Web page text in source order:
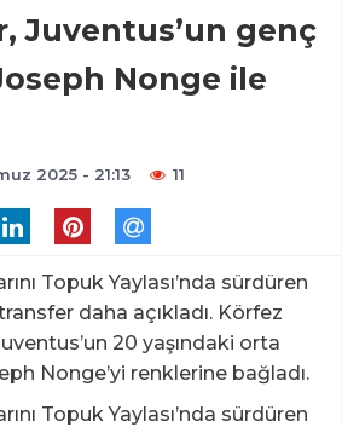
Juventus’un genç
Nonge ile
2025 - 21:13 11
Topuk Yaylası’nda sürdüren
daha açıkladı. Körfez
20 yaşındaki orta
Nonge’yi renklerine bağladı.
Topuk Yaylası’nda sürdüren